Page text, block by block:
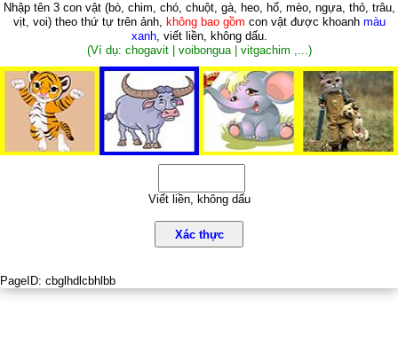
Nhập tên 3 con vật (bò, chim, chó, chuột, gà, heo, hổ, mèo, ngựa, thỏ, trâu,
vịt, voi)theo thứ tự trên ảnh, không bao gồm con vật được khoanh màu
xanh, viết liền, không dấu.
(Ví dụ: chogavit | voibongua | vitgachim ,...)
Viết liền, không dấu
Xác thực
PageID: cbglhdlcbhlbb